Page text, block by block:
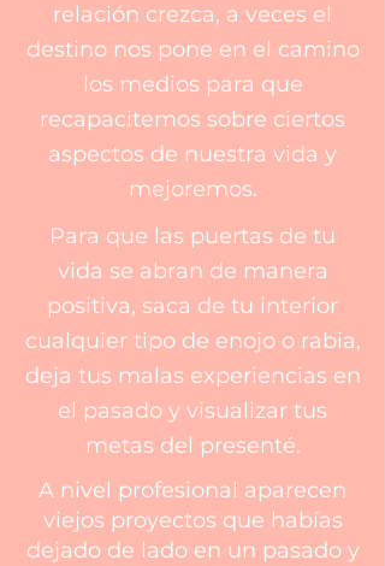
relación crezca, a veces el
destino nos pone en el camino
los medios para que
recapacitemos sobre ciertos
aspectos de nuestra vida y
mejoremos.
Para que las puertas de tu
vida se abran de manera
positiva, saca de tu interior
cualquier tipo de enojo o rabia,
deja tus malas experiencias en
el pasado y visualizar tus
metas del presenté.
A nivel profesional aparecen
viejos proyectos que habías
dejado de lado en un pasado y